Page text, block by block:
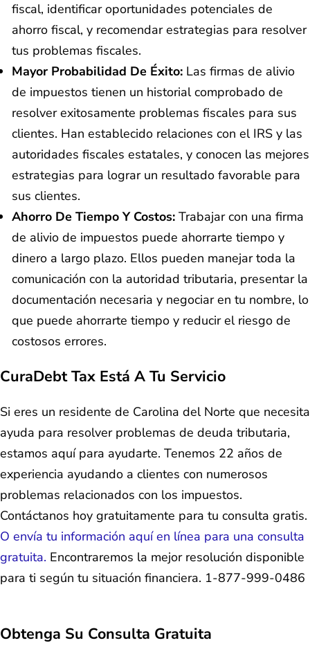
fiscal, identificar oportunidades potenciales de
ahorro fiscal, y recomendar estrategias para resolver
tus problemas fiscales.
Mayor Probabilidad De Éxito: Las firmas de alivio
de impuestos tienen un historial comprobado de
resolver exitosamente problemas fiscales para sus
clientes. Han establecido relaciones con el IRS y las
autoridades fiscales estatales, y conocen las mejores
estrategias para lograr un resultado favorable para
sus clientes.
Ahorro De Tiempo Y Costos: Trabajar con una firma
de alivio de impuestos puede ahorrarte tiempo y
dinero a largo plazo. Ellos pueden manejar toda la
comunicación con la autoridad tributaria, presentar la
documentación necesaria y negociar en tu nombre, lo
que puede ahorrarte tiempo y reducir el riesgo de
costosos errores.
CuraDebt Tax Está A Tu Servicio
Si eres un residente de Carolina del Norte que necesita
ayuda para resolver problemas de deuda tributaria,
estamos aquí para ayudarte. Tenemos 22 años de
experiencia ayudando a clientes con numerosos
problemas relacionados con los impuestos.
Contáctanos hoy gratuitamente para tu consulta gratis.
O envía tu información aquí en línea para una consulta
gratuita. Encontraremos la mejor resolución disponible
para ti según tu situación financiera. 1-877-999-0486
Obtenga Su Consulta Gratuita